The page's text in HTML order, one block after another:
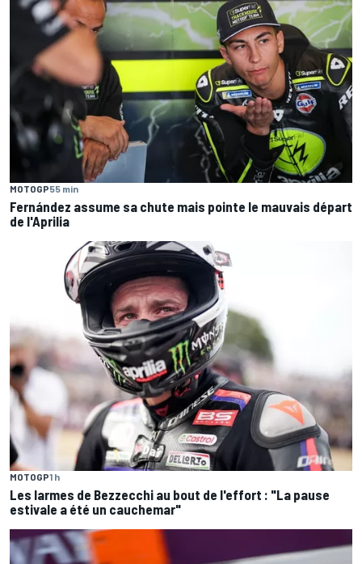
MOTOGP55 min
Fernández assume sa chute mais pointe le mauvais départ
de l'Aprilia
MOTOGP1 h
Les larmes de Bezzecchi au bout de l'effort : "La pause
estivale a été un cauchemar"